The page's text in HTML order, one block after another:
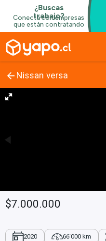
Nissan versa
$7.000.000
2020 66'000 km